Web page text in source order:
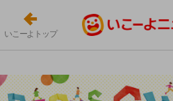
いこーよトップ